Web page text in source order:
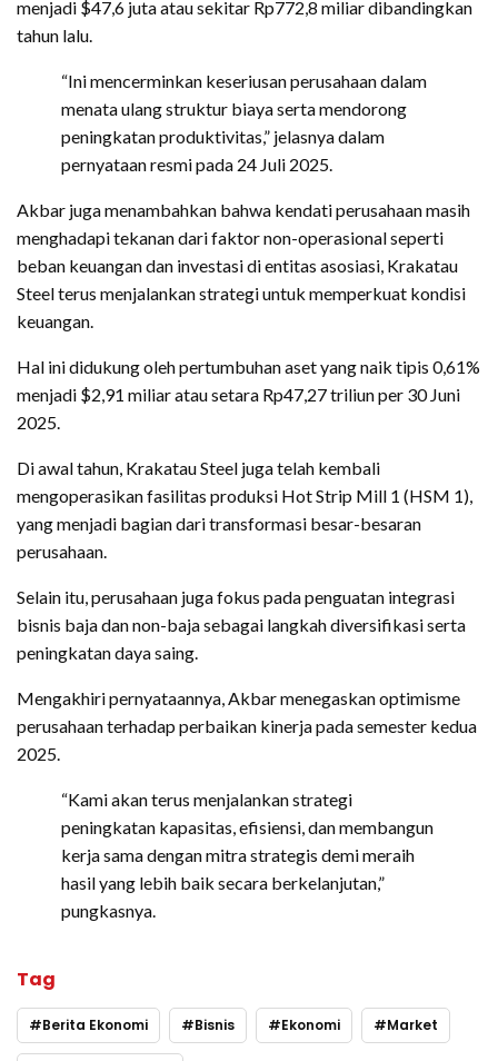
menjadi $47,6 juta atau sekitar Rp772,8 miliar dibandingkan
tahun lalu.
“Ini mencerminkan keseriusan perusahaan dalam
menata ulang struktur biaya serta mendorong
peningkatan produktivitas,” jelasnya dalam
pernyataan resmi pada 24 Juli 2025.
Akbar juga menambahkan bahwa kendati perusahaan masih
menghadapi tekanan dari faktor non-operasional seperti
beban keuangan dan investasi di entitas asosiasi, Krakatau
Steel terus menjalankan strategi untuk memperkuat kondisi
keuangan.
Hal ini didukung oleh pertumbuhan aset yang naik tipis 0,61%
menjadi $2,91 miliar atau setara Rp47,27 triliun per 30 Juni
2025.
Di awal tahun, Krakatau Steel juga telah kembali
mengoperasikan fasilitas produksi Hot Strip Mill 1 (HSM 1),
yang menjadi bagian dari transformasi besar-besaran
perusahaan.
Selain itu, perusahaan juga fokus pada penguatan integrasi
bisnis baja dan non-baja sebagai langkah diversifikasi serta
peningkatan daya saing.
Mengakhiri pernyataannya, Akbar menegaskan optimisme
perusahaan terhadap perbaikan kinerja pada semester kedua
2025.
“Kami akan terus menjalankan strategi
peningkatan kapasitas, efisiensi, dan membangun
kerja sama dengan mitra strategis demi meraih
hasil yang lebih baik secara berkelanjutan,”
pungkasnya.
Tag
Berita Ekonomi Bisnis Ekonomi Market